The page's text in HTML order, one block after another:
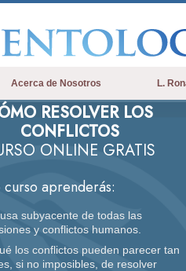
Acerca de Nosotros L.
RESOLVER LOS
CONFLICTOS
ONLINE GRATIS
curso aprenderás:
subyacente de todas las
y conflictos humanos.
los conflictos pueden parecer tan
si no imposibles, de resolver